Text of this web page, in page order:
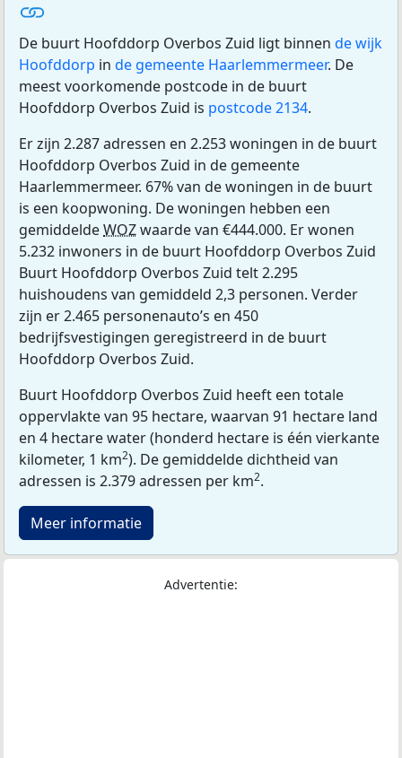
De buurt Hoofddorp Overbos Zuid ligt binnen de wijk
Hoofddorp in de gemeente Haarlemmermeer. De
meest voorkomende postcode in de buurt
Hoofddorp Overbos Zuid is postcode 2134.
Er zijn 2.287 adressen en 2.253 woningen in de buurt
Hoofddorp Overbos Zuid in de gemeente
Haarlemmermeer. 67% van de woningen in de buurt
is een koopwoning. De woningen hebben een
gemiddeldeWOZwaarde van €444.000. Er wonen
5.232 inwoners in de buurt Hoofddorp Overbos Zuid
Buurt Hoofddorp Overbos Zuid telt 2.295
huishoudens van gemiddeld 2,3 personen. Verder
zijn er 2.465 personenauto’s en 450
bedrijfsvestigingen geregistreerd in de buurt
Hoofddorp Overbos Zuid.
Buurt Hoofddorp Overbos Zuid heeft een totale
oppervlakte van 95 hectare, waarvan 91 hectare land
en 4 hectare water (honderd hectare is één vierkante
kilometer, 1 km2). De gemiddelde dichtheid van
adressen is 2.379 adressen per km2.
Meer informatie
Advertentie: